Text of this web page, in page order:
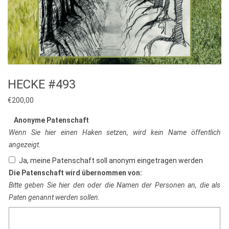
HECKE #493
€200,00
Anonyme Patenschaft
Wenn Sie hier einen Haken setzen, wird kein Name öffentlich
angezeigt.
Ja, meine Patenschaft soll anonym eingetragen werden
Die Patenschaft wird übernommen von:
Bitte geben Sie hier den oder die Namen der Personen an, die als
Paten genannt werden sollen.